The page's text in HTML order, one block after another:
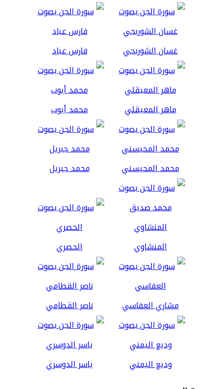
غسان الشوربجي فارس عباد
ماهر المعيقلي محمد أيوب
محمد المحيسني محمد جبريل
المنشاوي الحصري
مشاري العفاسي ناصر القطامي
وديع اليمني ياسر الدوسري